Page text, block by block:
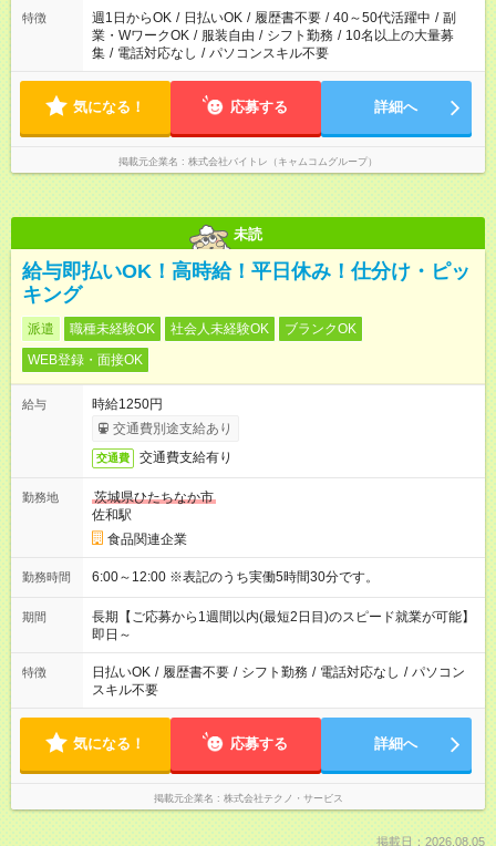
特徴 週1日からOK / 日払いOK / 履歴書不要 / 40～50代活躍中 / 副
業・WワークOK / 服装自由 / シフト勤務 / 10名以上の大量募
集 / 電話対応なし / パソコンスキル不要
気になる！ 応募する 詳細へ
掲載元企業名 株式会社バイトレ（キャムコムグループ）
未読
給与即払いOK！高時給！平日休み！仕分け・ピッ
キング
派遣 職種未経験OK 社会人未経験OK
ブランクOK
WEB登録・面接OK
給与
時給1250円
交通費別途支給あり
交通費 交通費支給有り
勤務地
茨城県ひたちなか市
佐和駅
食品関連企業
勤務時間 6:00～12:00 ※表記のうち実働5時間30分です。
期間
長期【ご応募から1週間以内(最短2日目)のスピード就業が可能】
即日～
特徴 日払いOK / 履歴書不要 / シフト勤務 / 電話対応なし / パソコン
スキル不要
気になる！ 応募する 詳細へ
掲載元企業名 株式会社テクノ・サービス
掲載日：2026.08.05